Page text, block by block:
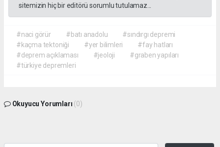
sitemizin hiç bir editörü sorumlu tutulamaz...
#naci görür #batı anadolu
#sındırgı depremi
#kaçma tektoniği
#yer bilimleri
#fay hatları
#deprem açıklaması
#jeoloji
#graben yapıları
#türkiye depremleri
Okuyucu Yorumları (0)